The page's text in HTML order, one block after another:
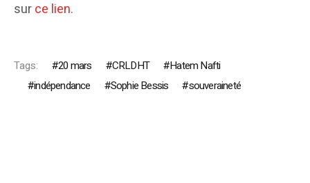
surce lien.
Tags: 20 mars CRLDHT
Hatem Nafti
indépendance
Sophie Bessis souveraineté